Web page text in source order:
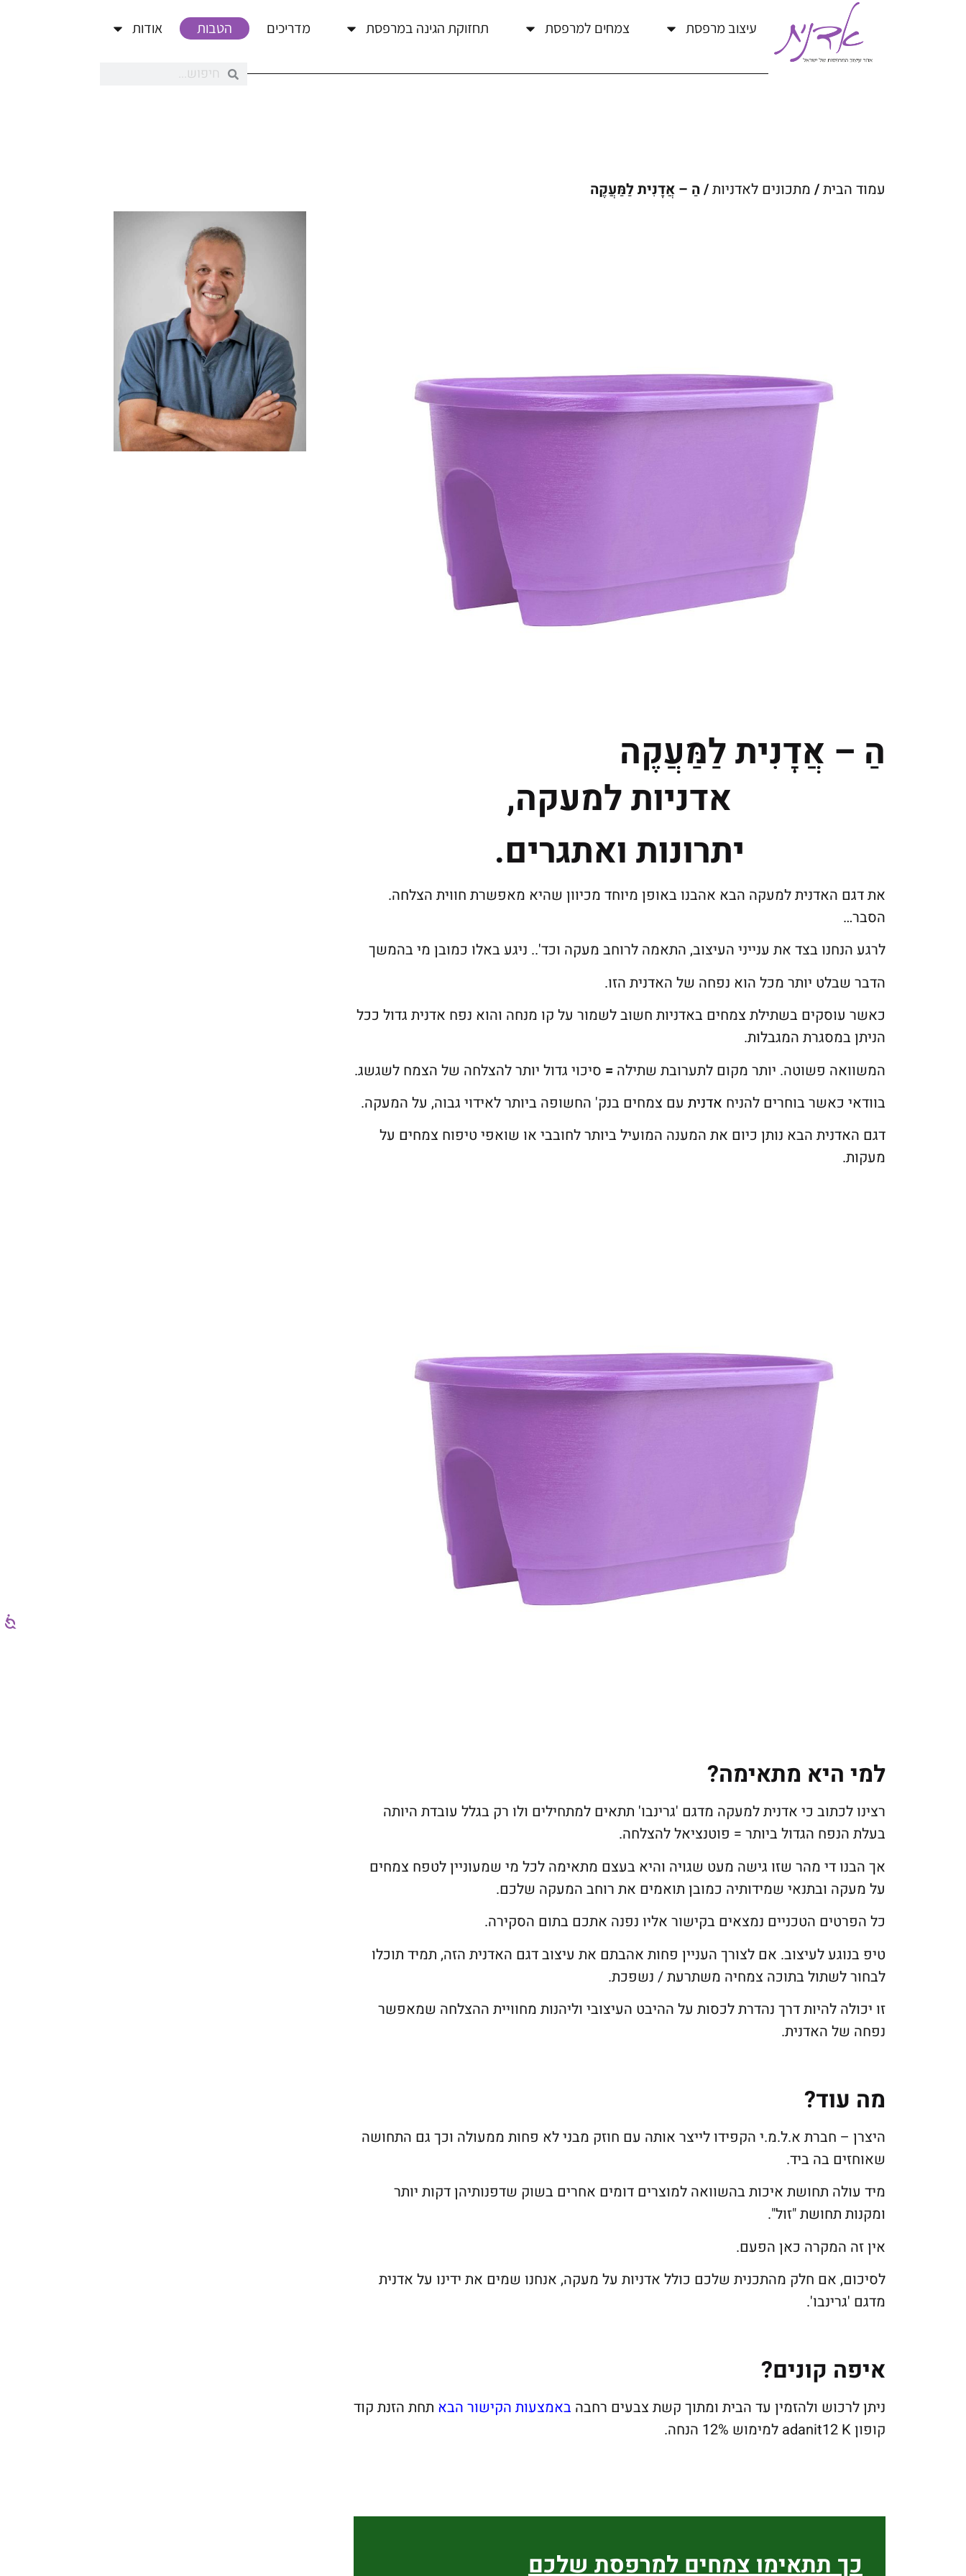
עיצוב מרפסת צמחים למרפסת תחזוקת הגינה במרפסת מדריכים הטבות אודות
עמוד הבית/ מתכונים לאדניות/ הַ – אֲדָנִית לַמַּעֲקֶה
הַ – אֲדָנִית לַמַּעֲקֶה
אדניות למעקה,
יתרונות ואתגרים.
את דגם האדנית למעקה הבא אהבנו באופן מיוחד מכיוון שהיא מאפשרת חווית הצלחה.
הסבר…
לרגע הנחנו בצד את ענייני העיצוב, התאמה לרוחב מעקה וכד'.. ניגע באלו כמובן מי בהמשך
הדבר שבלט יותר מכל הוא נפחה של האדנית הזו.
כאשר עוסקים בשתילת צמחים באדניות חשוב לשמור על קו מנחה והוא נפח אדנית גדול ככל
הניתן במסגרת המגבלות.
המשוואה פשוטה. יותר מקום לתערובת שתילה = סיכוי גדול יותר להצלחה של הצמח לשגשג.
בוודאי כאשר בוחרים להניח אדנית עם צמחים בנק' החשופה ביותר לאידוי גבוה, על המעקה.
דגם האדנית הבא נותן כיום את המענה המועיל ביותר לחובבי או שואפי טיפוח צמחים על
מעקות.
למי היא מתאימה?
רצינו לכתוב כי אדנית למעקה מדגם 'גרינבו' תתאים למתחילים ולו רק בגלל עובדת היותה
בעלת הנפח הגדול ביותר = פוטנציאל להצלחה.
אך הבנו די מהר שזו גישה מעט שגויה והיא בעצם מתאימה לכל מי שמעוניין לטפח צמחים
על מעקה ובתנאי שמידותיה כמובן תואמים את רוחב המעקה שלכם.
כל הפרטים הטכניים נמצאים בקישור אליו נפנה אתכם בתום הסקירה.
טיפ בנוגע לעיצוב. אם לצורך העניין פחות אהבתם את עיצוב דגם האדנית הזה, תמיד תוכלו
לבחור לשתול בתוכה צמחיה משתרעת / נשפכת.
זו יכולה להיות דרך נהדרת לכסות על ההיבט העיצובי וליהנות מחוויית ההצלחה שמאפשר
נפחה של האדנית.
מה עוד?
היצרן – חברת א.ל.מ.י הקפידו לייצר אותה עם חוזק מבני לא פחות ממעולה וכך גם התחושה
שאוחזים בה ביד.
מיד עולה תחושת איכות בהשוואה למוצרים דומים אחרים בשוק שדפנותיהן דקות יותר
ומקנות תחושת "זול".
אין זה המקרה כאן הפעם.
לסיכום, אם חלק מהתכנית שלכם כולל אדניות על מעקה, אנחנו שמים את ידינו על אדנית
מדגם 'גרינבו'.
איפה קונים?
ניתן לרכוש ולהזמין עד הבית ומתוך קשת צבעים רחבה באמצעות הקישור הבא תחת הזנת קוד
קופון adanit12 K למימוש 12% הנחה.
כך תתאימו צמחים למרפסת שלכם